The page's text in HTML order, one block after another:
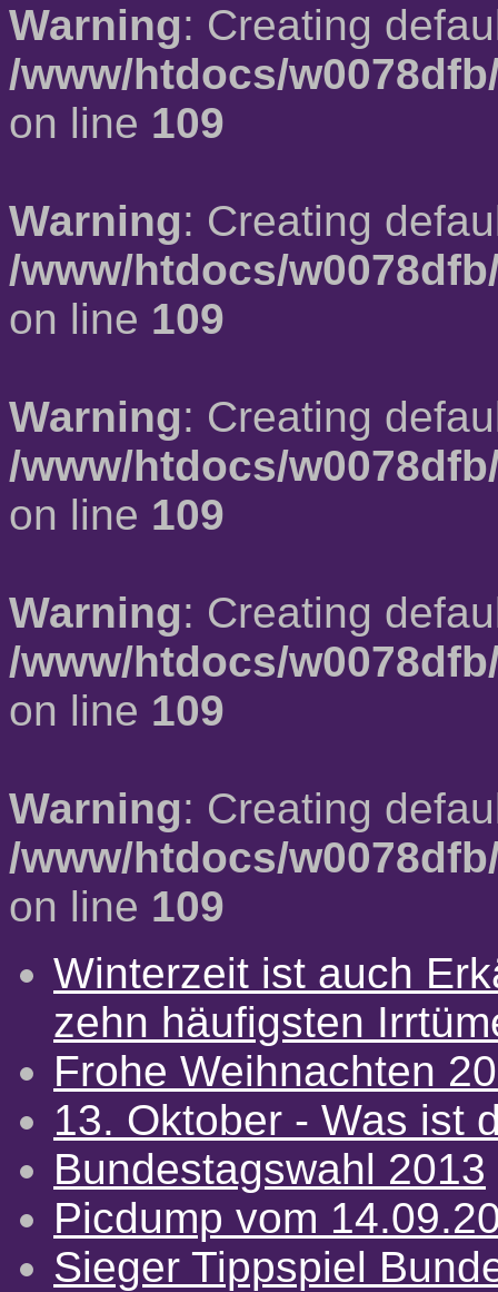
Warning: Creating
/www/htdocs/
on line 109
Warning: Creating
/www/htdocs/
on line 109
Warning: Creating
/www/htdocs/
on line 109
Warning: Creating
/www/htdocs/
on line 109
Warning: Creating
/www/htdocs/
on line 109
Winterzeit ist auch
zehn häufigsten
Frohe Weihnachten
13. Oktober - Was ist
Bundestagswahl 2013
Picdump vom
Sieger Tippspiel